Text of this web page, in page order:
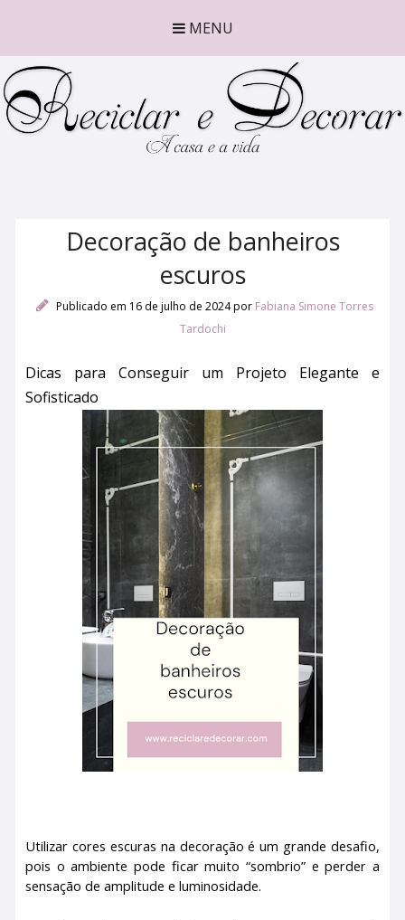
MENU
Decoração de banheiros
escuros
Publicado em 16 de julho de 2024por Fabiana Simone Torres
Tardochi
Dicas para Conseguir um Projeto Elegante e
Sofisticado
Utilizar cores escuras na decoração é um grande desafio,
pois o ambiente pode ficar muito “sombrio” e perder a
sensação de amplitude e luminosidade.